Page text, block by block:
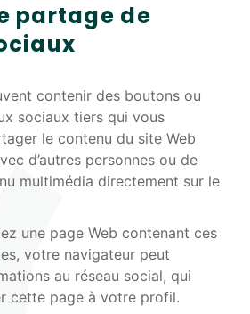
partage de
contenir des boutons ou
sociaux tiers qui vous
le contenu du site Web
d’autres personnes ou de
multimédia directement sur le
une page Web contenant ces
votre navigateur peut
au réseau social, qui
cette page à votre profil.